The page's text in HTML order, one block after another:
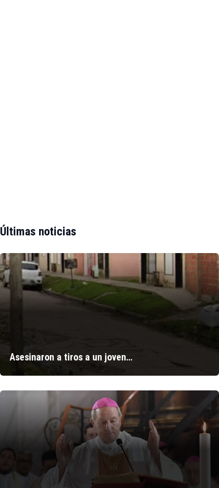
Últimas noticias
Asesinaron a tiros a un joven…